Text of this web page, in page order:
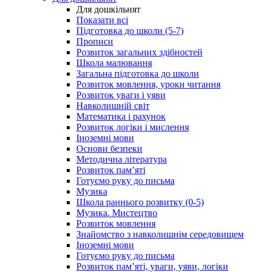
Для дошкільнят
Показати всі
Підготовка до школи (5-7)
Прописи
Розвиток загальних здібностей
Школа малювання
Загальна підготовка до школи
Розвиток мовлення, уроки читання
Розвиток уваги і уяви
Навколишній світ
Математика і рахунок
Розвиток логіки і мислення
Іноземні мови
Основи безпеки
Методична література
Розвиток пам’яті
Готуємо руку до письма
Музика
Школа раннього розвитку (0-5)
Музика. Мистецтво
Розвиток мовлення
Знайомство з навколишнім середовищем
Іноземні мови
Готуємо руку до письма
Розвиток пам’яті, уваги, уяви, логіки